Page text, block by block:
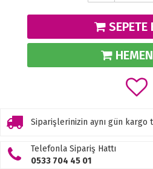
SEPETE
Siparişlerinizin aynı gün kargo
Telefonla Sipariş Hattı
0533 704 45 01